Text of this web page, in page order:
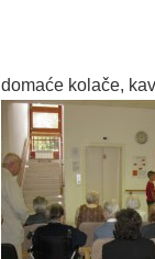
domaće kolače,